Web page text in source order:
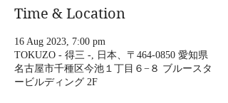
Time & Location
16 Aug 2023, 7:00 pm
TOKUZO - 得三 -, 日本、〒464-0850 愛知県
名古屋市千種区今池１丁目６−８ ブルースタ
ービルディング 2F